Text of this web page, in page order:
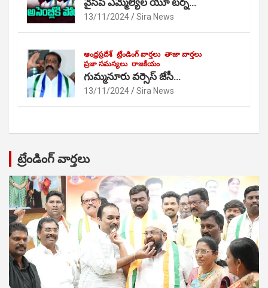
వైసీపీ ఎమ్మెల్యేల యూ టర్న్…
13/11/2024 Sira News
ఆంధ్రప్రదేశ్ ట్రేండింగ్ వార్తలు తాజా వార్తలు
ప్రజా సమస్యలు రాజకీయం
గుమ్మనూరు వర్సెస్ జేసీ…
13/11/2024 Sira News
ట్రేండింగ్ వార్తలు